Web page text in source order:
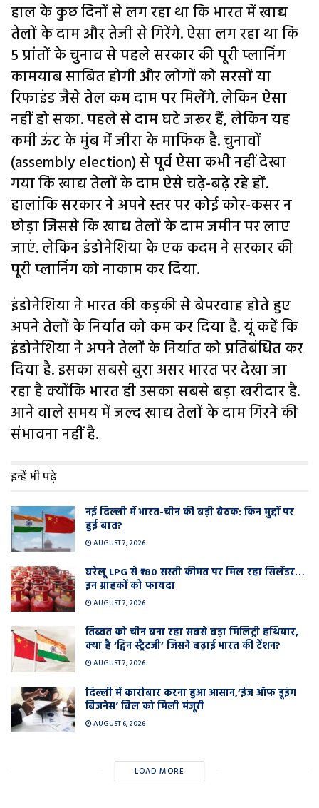
हाल के कुछ दिनों से लग रहा था कि भारत में खाद्य
तेलों के दाम और तेजी से गिरेंगे. ऐसा लग रहा था कि
5 प्रांतों के चुनाव से पहले सरकार की पूरी प्लानिंग
कामयाब साबित होगी और लोगों को सरसों या
रिफाइंड जैसे तेल कम दाम पर मिलेंगे. लेकिन ऐसा
नहीं हो सका. पहले से दाम घटे जरूर हैं, लेकिन यह
कमी ऊंट के मुंब में जीरा के माफिक है. चुनावों
(assembly election) से पूर्व ऐसा कभी नहीं देखा
गया कि खाद्य तेलों के दाम ऐसे चढ़े-बढ़े रहे हों.
हालांकि सरकार ने अपने स्तर पर कोई कोर-कसर न
छोड़ा जिससे कि खाद्य तेलों के दाम जमीन पर लाए
जाएं. लेकिन इंडोनेशिया के एक कदम ने सरकार की
पूरी प्लानिंग को नाकाम कर दिया.
इंडोनेशिया ने भारत की कड़की से बेपरवाह होते हुए
अपने तेलों के निर्यात को कम कर दिया है. यूं कहें कि
इंडोनेशिया ने अपने तेलों के निर्यात को प्रतिबंधित कर
दिया है. इसका सबसे बुरा असर भारत पर देखा जा
रहा है क्योंकि भारत ही उसका सबसे बड़ा खरीदार है.
आने वाले समय में जल्द खाद्य तेलों के दाम गिरने की
संभावना नहीं है.
इन्हें भी पढ़े
नई दिल्ली में भारत-चीन की बड़ी बैठक: किन मुद्दों पर
हुई बात?
AUGUST 7, 2026
घरेलू LPG से ₹180 सस्ती कीमत पर मिल रहा सिलेंडर…
इन ग्राहकों को फायदा
AUGUST 7, 2026
तिब्बत को चीन बना रहा सबसे बड़ा मिलिट्री हथियार,
क्या है ‘ट्विन स्ट्रैटजी’ जिसने बढ़ाई भारत की टेंशन?
AUGUST 7, 2026
दिल्ली में कारोबार करना हुआ आसान,’ईज ऑफ डूइंग
बिजनेस’ बिल को मिली मंजूरी
AUGUST 6, 2026
LOAD MORE